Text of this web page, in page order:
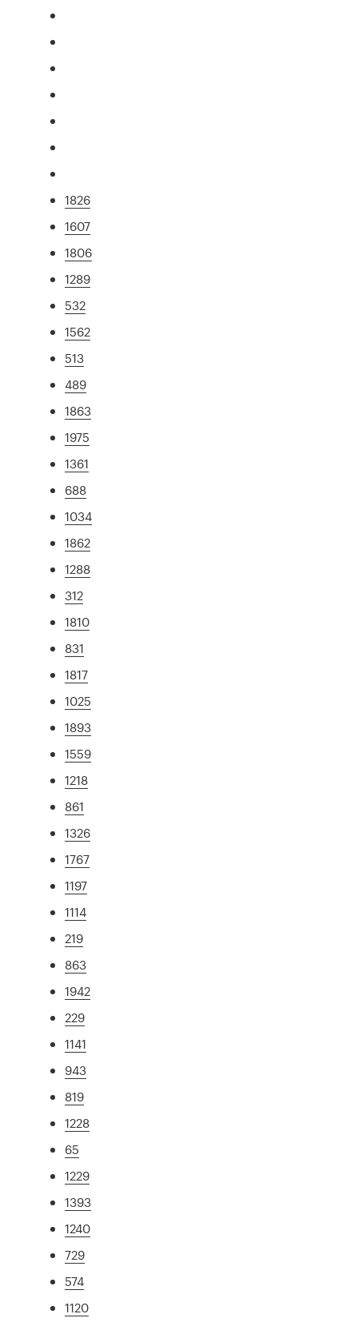
1826
1607
1806
1289
532
1562
513
489
1863
1975
1361
688
1034
1862
1288
312
1810
831
1817
1025
1893
1559
1218
861
1326
1767
1197
1114
219
863
1942
229
1141
943
819
1228
65
1229
1393
1240
729
574
1120